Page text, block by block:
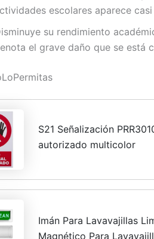
escolares aparece
su rendimiento
el grave daño que se está
S21 Señalización
autorizado multicolor
Imán Para Lavavajillas
Magnético Para